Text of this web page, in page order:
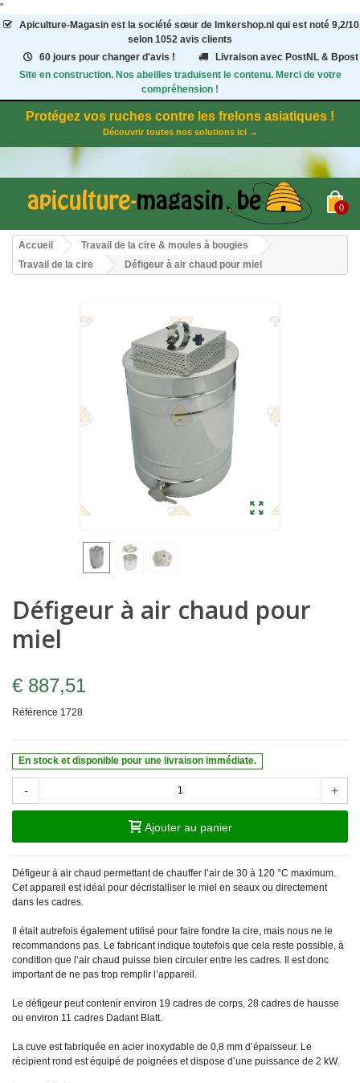
"
Apiculture-Magasinest la société sœur de Imkershop.nl qui est noté 9,2/10
selon 1052 avis clients
60 jours pour changer d'avis !
Livraison avec PostNL & Bpost
Site en construction. Nos abeilles traduisent le contenu. Merci de votre
compréhension !
Protégez vos ruches contre les frelons asiatiques !
Découvrir toutes nos solutions ici →
0
Accueil
Travail de la cire & moules à bougies
Travail de la cire
Défigeur à air chaud pour miel
Défigeur à air chaud pour
miel
€ 887,51
Référence 1728
En stock et disponible pour une livraison immédiate.
- +
Ajouter au panier
Défigeur à air chaud permettant de chauffer l’air de 30 à 120 °C maximum.
Cet appareil est idéal pour décristalliser le miel en seaux ou directement
dans les cadres.
Il était autrefois également utilisé pour faire fondre la cire, mais nous ne le
recommandons pas. Le fabricant indique toutefois que cela reste possible, à
condition que l’air chaud puisse bien circuler entre les cadres. Il est donc
important de ne pas trop remplir l’appareil.
Le défigeur peut contenir environ 19 cadres de corps, 28 cadres de hausse
ou environ 11 cadres Dadant Blatt.
La cuve est fabriquée en acier inoxydable de 0,8 mm d’épaisseur. Le
récipient rond est équipé de poignées et dispose d’une puissance de 2 kW.